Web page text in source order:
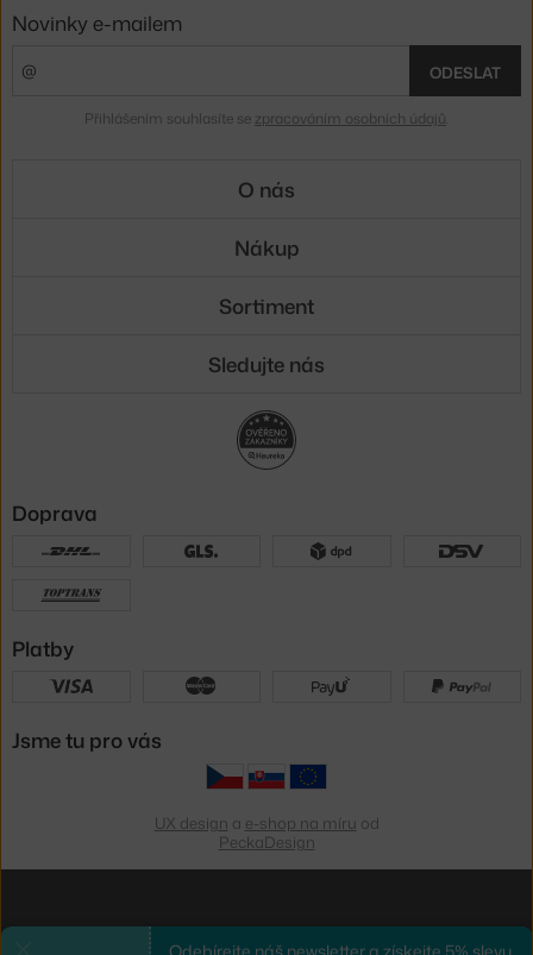
Novinky e-mailem
ODESLAT
Přihlášením souhlasíte se zpracováním osobních údajů
O nás
Nákup
Sortiment
Sledujte nás
Doprava
Platby
Jsme tu pro vás
UX design a e-shop na míru od
PeckaDesign